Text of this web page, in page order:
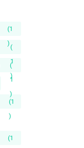
(1
)
(
1
)
(
1
)
(1
)
(1